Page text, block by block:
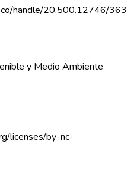
handle/20.500.12746/363
y Medio Ambiente
licenses/by-nc-